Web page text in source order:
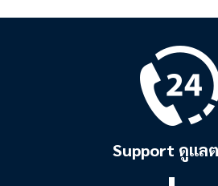
Support ดูแล